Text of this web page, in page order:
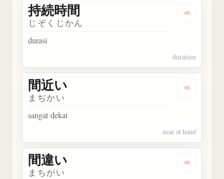
持続時間
じぞくじかん
durasi
duration
間近い
まぢかい
sangat dekat
near at hand
間違い
まちがい